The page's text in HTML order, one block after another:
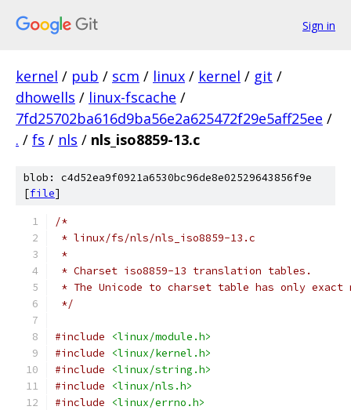
Sign in
kernel / pub / scm / linux / kernel / git /
dhowells / linux-fscache /
7fd25702ba616d9ba56e2a625472f29e5aff25ee /
. / fs / nls / nls_iso8859-13.c
blob: c4d52ea9f0921a6530bc96de8e02529643856f9e
[file]
/*
* linux/fs/nls/nls_iso8859-13.c
*
* Charset iso8859-13 translation tables.
* The Unicode to charset table has only exact
*/
#include
<linux/module.h>
#include
<linux/kernel.h>
#include
<linux/string.h>
#include
<linux/nls.h>
#include
<linux/errno.h>